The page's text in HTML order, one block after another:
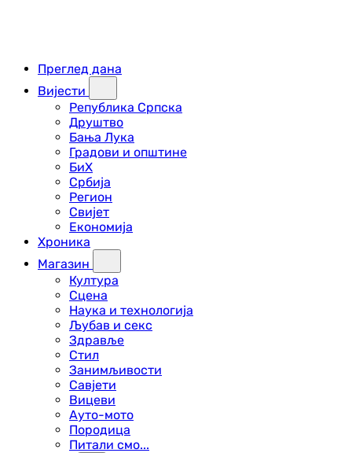
Преглед дана
Вијести
Република Српска
Друштво
Бања Лука
Градови и општине
БиХ
Србија
Регион
Свијет
Економија
Хроника
Магазин
Култура
Сцена
Наука и технологија
Љубав и секс
Здравље
Стил
Занимљивости
Савјети
Вицеви
Ауто-мото
Породица
Питали смо...